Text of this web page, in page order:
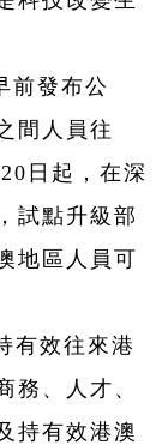
前發布公
間人員往
日起，在深
試點升級部
地區人員可
有效往來港
務、人才、
持有效港澳